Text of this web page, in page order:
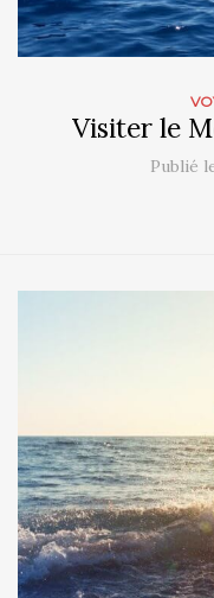
Visiter le
Publié